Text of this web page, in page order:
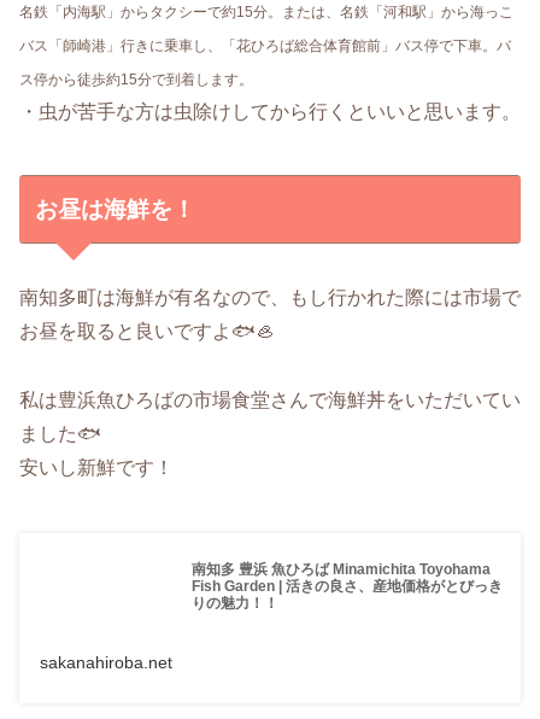
名鉄「内海駅」からタクシーで約15分。または、名鉄「河和駅」から海っこ
バス「師崎港」行きに乗車し、「花ひろば総合体育館前」バス停で下車。バ
ス停から徒歩約15分で到着します。
・虫が苦手な方は虫除けしてから行くといいと思います。
お昼は海鮮を！
南知多町は海鮮が有名なので、もし行かれた際には市場で
お昼を取ると良いですよ🐟🦪
私は豊浜魚ひろばの市場食堂さんで海鮮丼をいただいてい
ました🐟
安いし新鮮です！
南知多 豊浜 魚ひろば Minamichita Toyohama
Fish Garden | 活きの良さ、産地価格がとびっき
りの魅力！！
sakanahiroba.net